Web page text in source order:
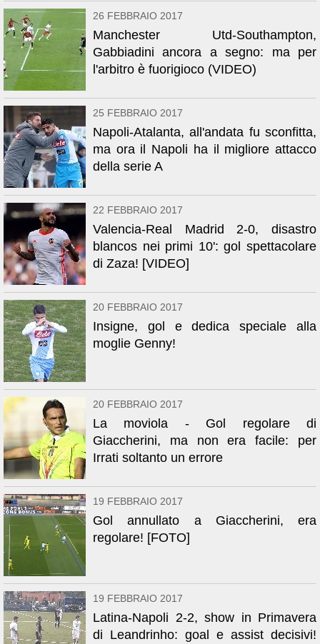
26 FEBBRAIO 2017
Manchester Utd-Southampton,
Gabbiadini ancora a segno: ma per
l'arbitro è fuorigioco (VIDEO)
25 FEBBRAIO 2017
Napoli-Atalanta, all'andata fu sconfitta,
ma ora il Napoli ha il migliore attacco
della serie A
22 FEBBRAIO 2017
Valencia-Real Madrid 2-0, disastro
blancos nei primi 10': gol spettacolare
di Zaza! [VIDEO]
20 FEBBRAIO 2017
Insigne, gol e dedica speciale alla
moglie Genny!
20 FEBBRAIO 2017
La moviola - Gol regolare di
Giaccherini, ma non era facile: per
Irrati soltanto un errore
19 FEBBRAIO 2017
Gol annullato a Giaccherini, era
regolare! [FOTO]
19 FEBBRAIO 2017
Latina-Napoli 2-2, show in Primavera
di Leandrinho: goal e assist decisivi!